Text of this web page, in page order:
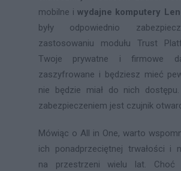
mobilne i wydajne komputery
były odpowiednio
zastosowaniu modułu Trust
Twoje prywatne i firmowe
zaszyfrowane i będziesz mieć
nie będzie miał do nich dostępu.
zabezpieczeniem jest czujnik
Mówiąc o All in One, warto
ich ponadprzeciętnej trwałości i
na przestrzeni wielu lat.